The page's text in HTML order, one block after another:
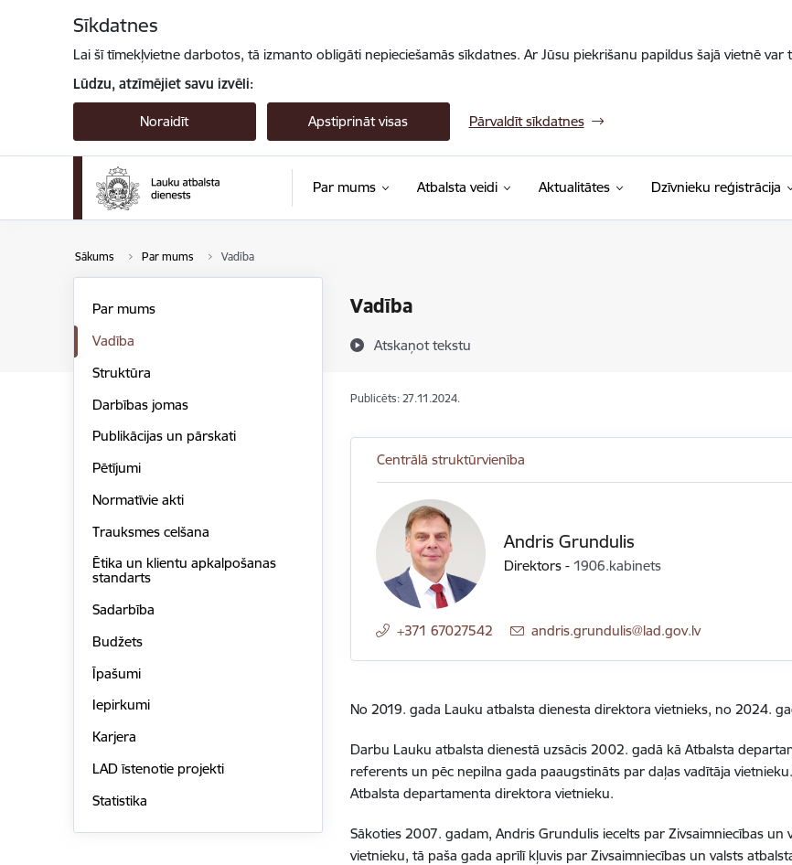
Sīkdatnes
Lai šī tīmekļvietne darbotos, tā izmanto obligāti nepieciešamās sīkdatnes. Ar Jūsu piekrišanu papildus šajā vietnē
Lūdzu, atzīmējiet savu izvēli:
Noraidīt Apstiprināt visas Pārvaldīt sīkdatnes
Par mums Atbalsta veidi Aktualitātes Dzīvnieku reģistrācija
Sākums Par mums Vadība
Vadība
Atskaņot tekstu
Par mums
Vadība
Struktūra
Darbības jomas
Publikācijas un pārskati
Pētījumi
Normatīvie akti
Trauksmes celšana
Ētika un klientu apkalpošanas
standarts
Sadarbība
Budžets
Īpašumi
Iepirkumi
Karjera
LAD īstenotie projekti
Statistika
Publicēts: 27.11.2024.
Centrālā struktūrvienība
Andris Grundulis
Direktors - 1906.kabinets
+371 67027542 E-pasts:
andris.grundulis@lad.gov.lv
No 2019. gada Lauku atbalsta dienesta direktora vietnieks, no 2024.
Darbu Lauku atbalsta dienestā uzsācis 2002. gadā kā Atbalsta
referents un pēc nepilna gada paaugstināts par daļas vadītāja
Atbalsta departamenta direktora vietnieku.
Sākoties 2007. gadam, Andris Grundulis iecelts par Zivsaimniecības
vietnieku, tā paša gada aprīlī kļuvis par Zivsaimniecības un valsts